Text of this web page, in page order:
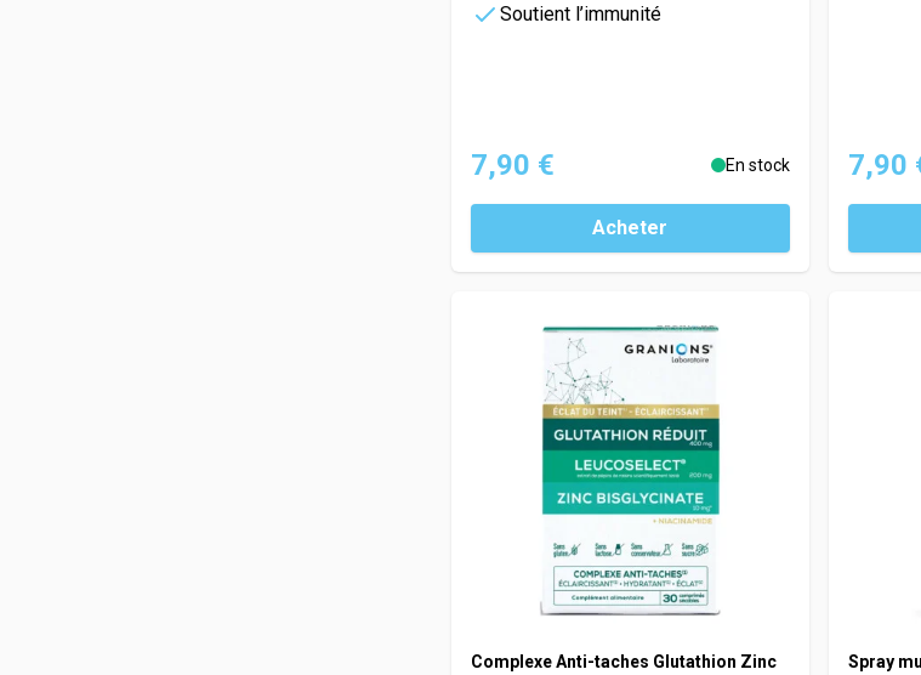
Soutient l’immunité
7,90 € En stock
Acheter
7,90
Complexe Anti-taches Glutathion Zinc
Spray